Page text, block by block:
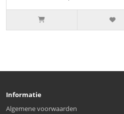
Informatie
Algemene voorwaarden